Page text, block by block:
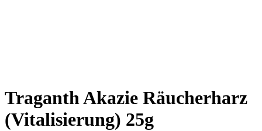
Traganth Akazie Räucherharz
(Vitalisierung) 25g